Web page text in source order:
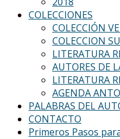
COLECCIONES
COLECCIÓN
COLECCION
LITERATURA
AUTORES DE
LITERATURA
AGENDA
PALABRAS DEL
CONTACTO
Primeros Pasos